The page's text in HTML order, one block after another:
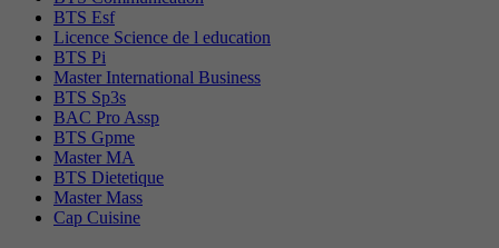
BTS Esf
Licence Science de l education
BTS Pi
Master International Business
BTS Sp3s
BAC Pro Assp
BTS Gpme
Master MA
BTS Dietetique
Master Mass
Cap Cuisine